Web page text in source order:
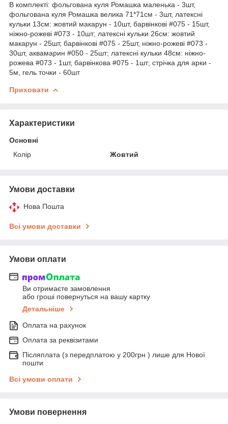
В комплекті: фольгована куля Ромашка маленька - 3шт,
фольгована куля Ромашка велика 71*71см - 3шт, латексні
кульки 13см: жовтий макарун - 10шт, барвінкові #075 - 15шт,
ніжно-рожеві #073 - 10шт; латексні кульки 26см: жовтий
макарун - 25шт, барвінкові #075 - 25шт, ніжно-рожеві #073 -
30шт, аквамарин #050 - 25шт; латексні кульки 48см: ніжно-
рожева #073 - 1шт, барвінкова #075 - 1шт; стрічка для арки -
5м, гель точки - 60шт
Приховати
Характеристики
Основні
Колір
Жовтий
Умови доставки
Нова Пошта
Всі умови доставки
Умови оплати
Ви отримаєте замовлення
або гроші повернуться на вашу картку
Детальніше
Оплата на рахунок
Оплата за реквізитами
Післяплата (з передплатою у 200грн ) лише для Нової
пошти
Всі умови оплати
Умови повернення